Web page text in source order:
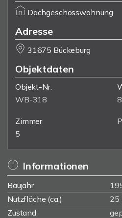
Dachgeschosswohnung
Adresse
31675 Bückeburg
Objektdaten
Objekt-Nr.
WB-318
Zimmer
5
Informationen
Baujahr
Nutzfläche (ca.)
25
Zustand